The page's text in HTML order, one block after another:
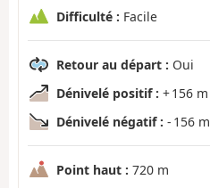
Difficulté : Facile
Retour au départ : Oui
Dénivelé positif : + 156 m
Dénivelé négatif : - 156 m
Point haut : 720 m